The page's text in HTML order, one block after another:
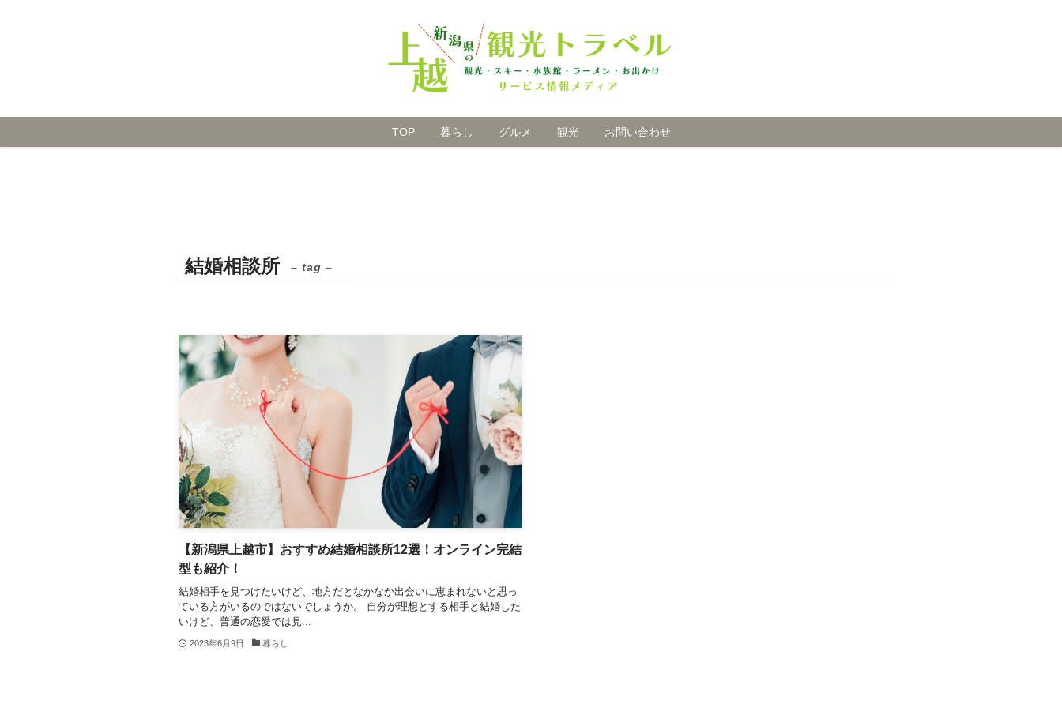
TOP 暮らし グルメ 観光 お問い合わせ
結婚相談所 – tag –
【新潟県上越市】おすすめ結婚相談所12選！オンライン完結
型も紹介！
結婚相手を見つけたいけど、地方だとなかなか出会いに恵まれないと思っ
ている方がいるのではないでしょうか。 自分が理想とする相手と結婚した
いけど、普通の恋愛では見...
2023年6月9日 暮らし